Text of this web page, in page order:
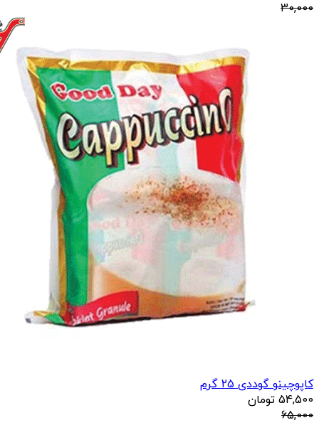
30,000
کاپوچینو گوددی 25 گرم
54,500 تومان
65,000